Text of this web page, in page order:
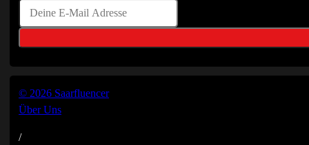
© 2026 Saarfluencer
Über Uns
/